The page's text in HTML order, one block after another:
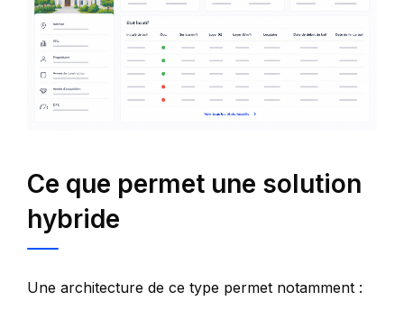
Ce que permet une solution
hybride
Une architecture de ce type permet notamment :